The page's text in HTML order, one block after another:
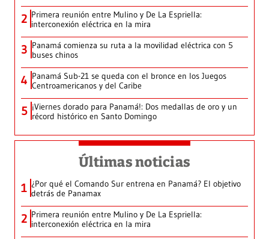
2 Primera reunión entre Mulino y De La Espriella:
interconexión eléctrica en la mira
3 Panamá comienza su ruta a la movilidad eléctrica con 5
buses chinos
4 Panamá Sub-21 se queda con el bronce en los Juegos
Centroamericanos y del Caribe
5 ¡Viernes dorado para Panamá!: Dos medallas de oro y un
récord histórico en Santo Domingo
Últimas noticias
1 ¿Por qué el Comando Sur entrena en Panamá? El objetivo
detrás de Panamax
2 Primera reunión entre Mulino y De La Espriella:
interconexión eléctrica en la mira